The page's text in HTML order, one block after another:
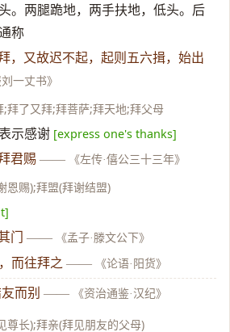
。两腿跪地，两手扶地，低头。后
称
，又故迟不起，起则五六揖，始出
一丈书》
;拜了又拜;拜菩萨;拜天地;拜父母
示感谢 [express one's thanks]
君赐 —— 《左传·僖公三十三年》
恩赐);拜盟(拜谢结盟)
门 —— 《孟子·滕文公下》
而往拜之 —— 《论语·阳货》
而别 —— 《资治通鉴·汉纪》
尊长);拜亲(拜见朋友的父母)